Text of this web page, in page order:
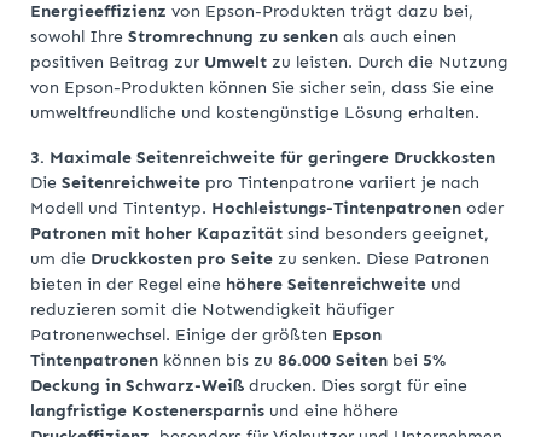
Energieeffizienz von Epson-Produkten trägt dazu bei,
sowohl Ihre Stromrechnung zu senken als auch einen
positiven Beitrag zur Umwelt zu leisten. Durch die Nutzung
von Epson-Produkten können Sie sicher sein, dass Sie eine
umweltfreundliche und kostengünstige Lösung erhalten.
3. Maximale Seitenreichweite für geringere Druckkosten
Die Seitenreichweite pro Tintenpatrone variiert je nach
Modell und Tintentyp. Hochleistungs-Tintenpatronen oder
Patronen mit hoher Kapazität sind besonders geeignet,
um die Druckkosten pro Seite zu senken. Diese Patronen
bieten in der Regel eine höhere Seitenreichweite und
reduzieren somit die Notwendigkeit häufiger
Patronenwechsel. Einige der größten Epson
Tintenpatronen können bis zu 86.000 Seiten bei 5%
Deckung in Schwarz-Weiß drucken. Dies sorgt für eine
langfristige Kostenersparnis und eine höhere